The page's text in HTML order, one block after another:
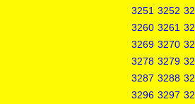
3251 3252
3260 3261
3269 3270
3278 3279
3287 3288
3296 3297